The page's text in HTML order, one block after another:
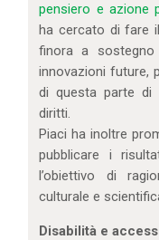
pensiero e azione
ha cercato di fare
finora a sostegno
innovazioni future,
di questa parte di
diritti.
Piaci ha inoltre
pubblicare i
l’obiettivo di
culturale e
Disabilità e